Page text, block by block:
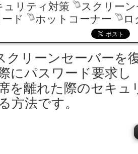
リティ対策
スクリー
ド
ホットコーナー
クリーンセーバーを
にパスワード要求し
を離れた際のセキュ
方法です。